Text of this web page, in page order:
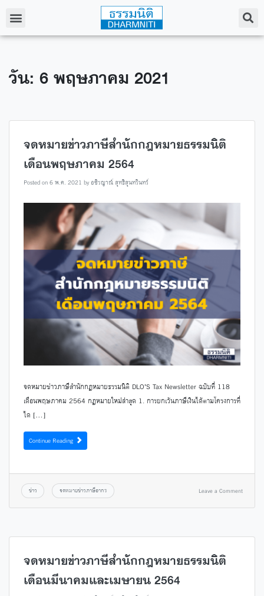
วัน: 6 พฤษภาคม 2021
จดหมายข่าวภาษีสำนักกฎหมายธรรมนิติ
เดือนพฤษภาคม 2564
Posted on6 พ.ค. 2021 byอชิรญาณ์ สุทธิสุนทรินทร์
จดหมายข่าวภาษีสำนักกฎหมายธรรมนิติ DLO’S Tax Newsletter ฉบับที่ 118
เดือนพฤษภาคม 2564 กฎหมายใหม่ล่าสุด 1. การยกเว้นภาษีเงินได้ตามโครงการที่
ได […]
Continue Reading
ข่าว จดหมายข่าวภาษีอากร Leave a Comment
จดหมายข่าวภาษีสำนักกฎหมายธรรมนิติ
เดือนมีนาคมและเมษายน 2564